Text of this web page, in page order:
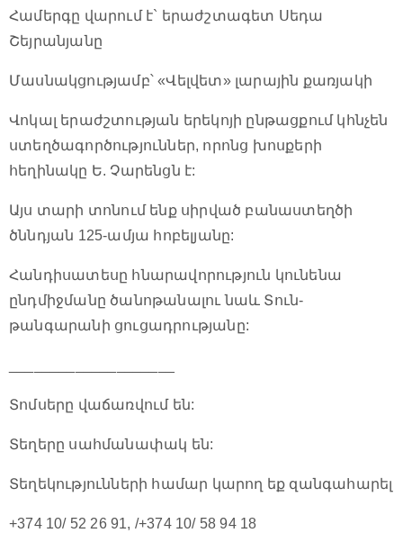
Համերգը վարում է` երաժշտագետ Սեդա
Շեյրանյանը
Մասնակցությամբ՝ «Վելվետ» լարային քառյակի
Վոկալ երաժշտության երեկոյի ընթացքում կհնչեն
ստեղծագործություններ, որոնց խոսքերի
հեղինակը Ե. Չարենցն է:
Այս տարի տոնում ենք սիրված բանաստեղծի
ծննդյան 125-ամյա հոբելյանը:
Հանդիսատեսը հնարավորություն կունենա
ընդմիջմանը ծանոթանալու նաև Տուն-
թանգարանի ցուցադրությանը:
Տոմսերը վաճառվում են:
Տեղերը սահմանափակ են:
Տեղեկությունների համար կարող եք զանգահարել
+374 10/ 52 26 91, /+374 10/ 58 94 18